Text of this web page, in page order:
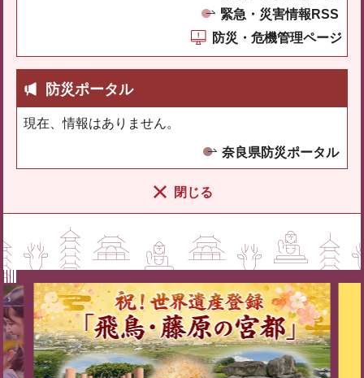
緊急・災害情報RSS
防災・危機管理ページ
防災ポータル
現在、情報はありません。
奈良県防災ポータル
閉じる